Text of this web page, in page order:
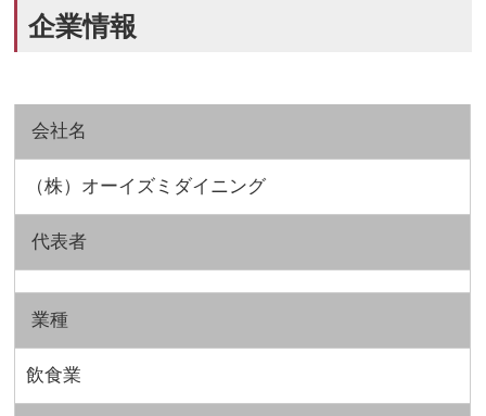
企業情報
会社名
（株）オーイズミダイニング
代表者
業種
飲食業